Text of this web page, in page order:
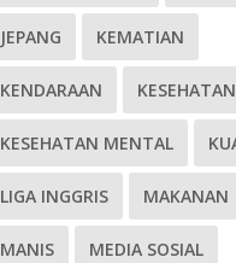
JEPANG KEMATIAN
KENDARAAN KESEHATAN
KESEHATAN MENTAL
LIGA INGGRIS MAKANAN
MANIS MEDIA SOSIAL